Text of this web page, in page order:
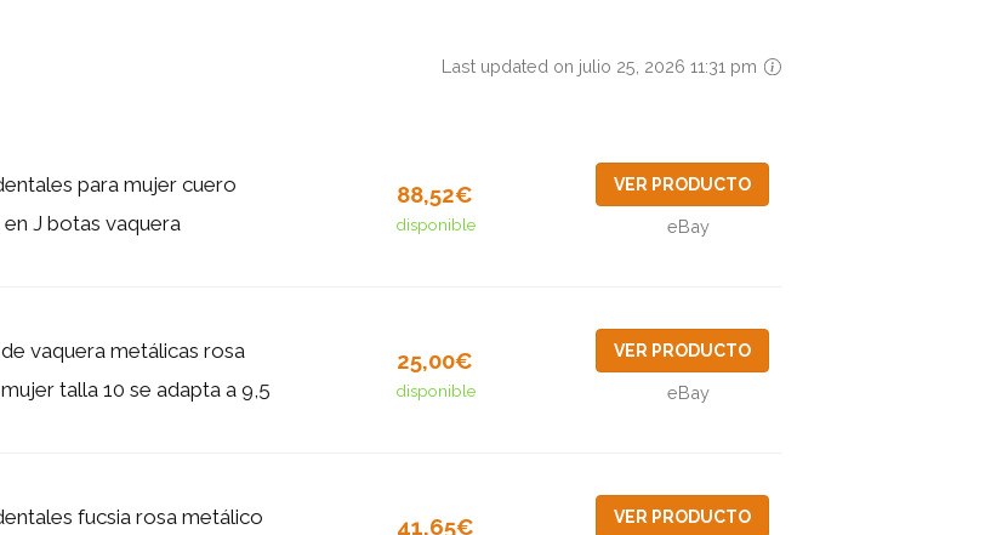
Last updated on julio 25, 2026 11:31 pm
para mujer cuero
J botas vaquera
88,52€
disponible
VER PRODUCTO
eBay
vaquera metálicas rosa
talla 10 se adapta a 9,5
25,00€
disponible
VER PRODUCTO
eBay
fucsia rosa metálico
41,65€ VER PRODUCTO